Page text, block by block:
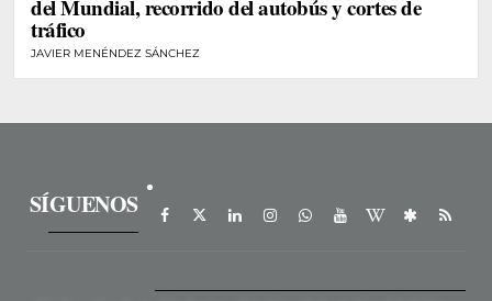
del Mundial, recorrido del autobús y cortes de
tráfico
JAVIER MENÉNDEZ SÁNCHEZ
SÍGUENOS